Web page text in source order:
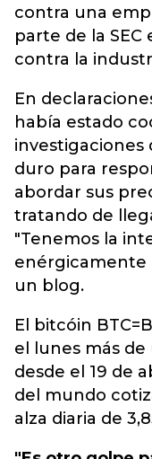
contra una
parte de la SEC
contra la
En
había estado
investigaciones
duro para
abordar sus
tratando de
"Tenemos la
enérgicamente
un blog.
El bitcóin
el lunes más de
desde el 19 de
del mundo
alza diaria de